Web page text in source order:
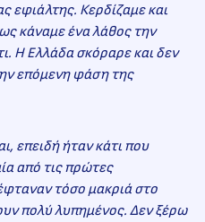
εφιάλτης. Κερδίζαμε και
κάναμε ένα λάθος την
Η Ελλάδα σκόραρε και δεν
επόμενη φάση της
επειδή ήταν κάτι που
από τις πρώτες
τόσο μακριά στο
πολύ λυπημένος. Δεν ξέρω